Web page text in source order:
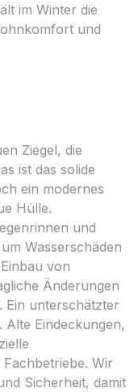
im Winter die
und
Ziegel, die
ist das solide
ein modernes
Hülle.
und
Wasserschäden
von
Änderungen
Ein unterschätzter
Alte Eindeckungen,
Wir
Sicherheit, damit